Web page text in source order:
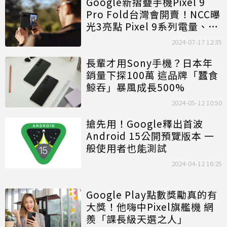
Pro Fold台灣會開賣！NCC曝
光3亮點 Pixel 9系列電量、重
2024-07-17 12:35
長輩才用Sony手機？日本年
銷量下探100萬 這品牌「蠶食
鯨吞」暴風成長500%
2024-05-12 10:50
搶先用！Google釋出首波
Android 15公開預覽版本 一
般使用者也能測試
2024-04-12 16:25
Google Play點數獎勵真的有
大獎！他嗨中Pixel旗艦機 網
羨「課長級天選之人」